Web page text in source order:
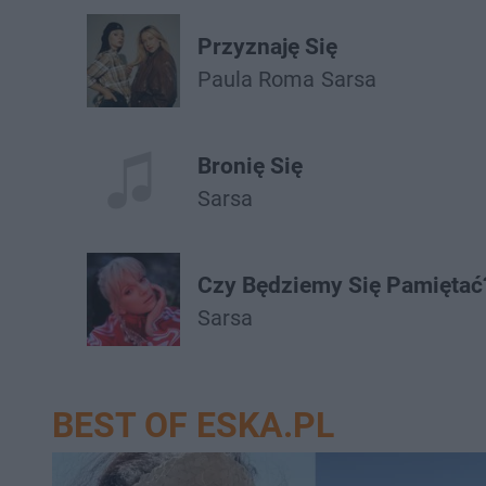
Przyznaję Się
Paula Roma Sarsa
Bronię Się
Sarsa
Czy Będziemy Się
Sarsa
BEST OF ESKA.PL